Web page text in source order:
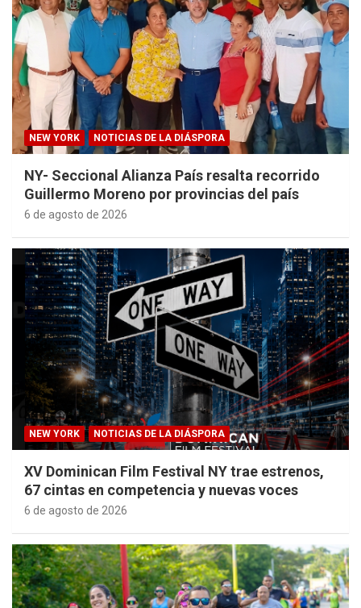
NEW YORK NOTICIAS DE LA DIÁSPORA
NY- Seccional Alianza País resalta recorrido
Guillermo Moreno por provincias del país
6 de agosto de 2026
NEW YORK NOTICIAS DE LA DIÁSPORA
XV Dominican Film Festival NY trae estrenos,
67 cintas en competencia y nuevas voces
6 de agosto de 2026